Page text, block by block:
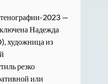
2023 —
Надежда
художница из
резко
или